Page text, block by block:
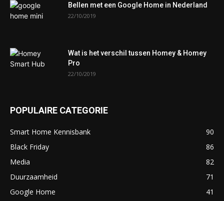
Bellen met een Google Home in Nederland
22/10/2019
Wat is het verschil tussen Homey & Homey
Pro
22/10/2019
POPULAIRE CATEGORIE
Smart Home Kennisbank
90
Black Friday
86
Media
82
Duurzaamheid
71
Google Home
41